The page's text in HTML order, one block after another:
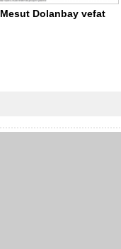
Mesut Dolanbay vefat